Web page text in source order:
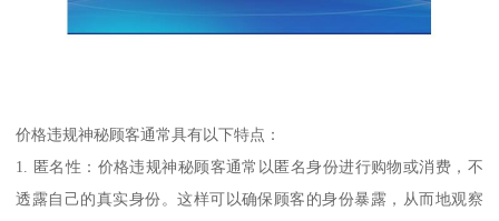
价格违规神秘顾客通常具有以下特点：
1. 匿名性：价格违规神秘顾客通常以匿名身份进行购物或消费，不
透露自己的真实身份。这样可以确保顾客的身份暴露，从而地观察